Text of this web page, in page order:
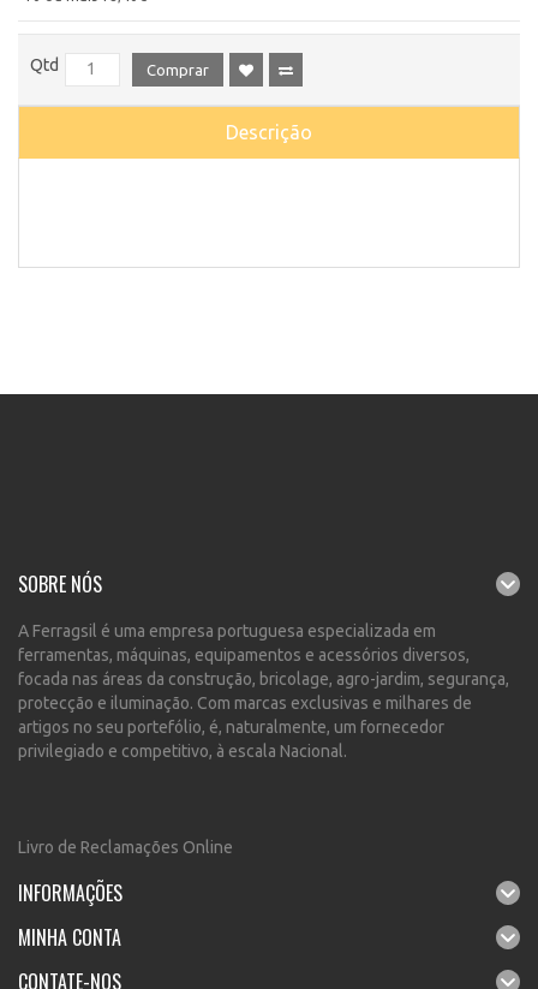
Qtd Comprar
Descrição
SOBRE NÓS
A Ferragsil é uma empresa portuguesa especializada em
ferramentas, máquinas, equipamentos e acessórios diversos,
focada nas áreas da construção, bricolage, agro-jardim, segurança,
protecção e iluminação. Com marcas exclusivas e milhares de
artigos no seu portefólio, é, naturalmente, um fornecedor
privilegiado e competitivo, à escala Nacional.
Livro de Reclamações Online
INFORMAÇÕES
MINHA CONTA
CONTATE-NOS